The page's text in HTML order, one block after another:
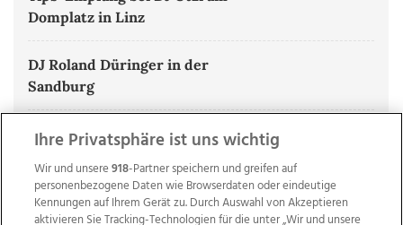
Domplatz in Linz
DJ Roland Düringer in der
Sandburg
ALLE BILDERGALERIEN ANZEIGEN
Ihre Privatsphäre ist uns wichtig
Wir und unsere918-Partner speichern und greifen auf
personenbezogene Daten wie Browserdaten oder eindeutige
Kennungen auf Ihrem Gerät zu. Durch Auswahl von Akzeptieren
aktivieren Sie Tracking-Technologien für die unter „Wir und unsere